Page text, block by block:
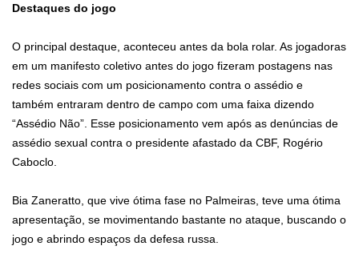
Destaques do jogo
O principal destaque, aconteceu antes da bola rolar. As jogadoras
em um manifesto coletivo antes do jogo fizeram postagens nas
redes sociais com um posicionamento contra o assédio e
também entraram dentro de campo com uma faixa dizendo
“Assédio Não”. Esse posicionamento vem após as denúncias de
assédio sexual contra o presidente afastado da CBF, Rogério
Caboclo.
Bia Zaneratto, que vive ótima fase no Palmeiras, teve uma ótima
apresentação, se movimentando bastante no ataque, buscando o
jogo e abrindo espaços da defesa russa.